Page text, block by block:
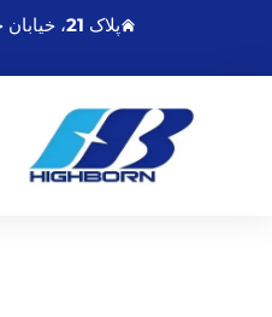
پلاک 21، خیابان چائویانگ شرقی، ساختمان A، پلازا دونگشنگمینگدو، لیانیونگانگ جیانگسو، چین